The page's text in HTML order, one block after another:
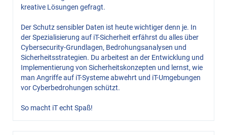
kreative Lösungen gefragt.
Der Schutz sensibler Daten ist heute wichtiger denn je. In
der Spezialisierung auf iT-Sicherheit erfährst du alles über
Cybersecurity-Grundlagen, Bedrohungsanalysen und
Sicherheitsstrategien. Du arbeitest an der Entwicklung und
Implementierung von Sicherheitskonzepten und lernst, wie
man Angriffe auf iT-Systeme abwehrt und iT-Umgebungen
vor Cyberbedrohungen schützt.
So macht iT echt Spaß!